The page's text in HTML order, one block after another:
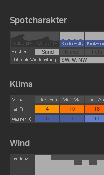
Spotcharakter
Sand Kiesel Fels
SW, W, NW
Klima
4 10 18
5
7 17
Wind